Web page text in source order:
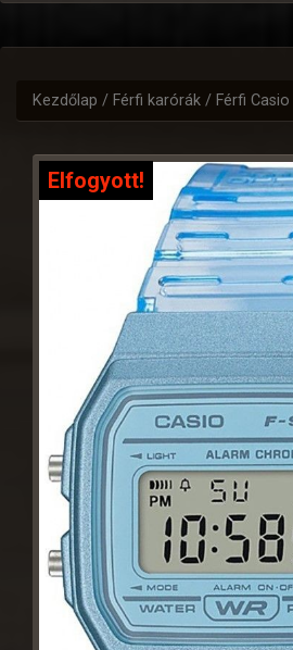
Kezdőlap / Férfi karórák / Férfi Casio
Elfogyott!